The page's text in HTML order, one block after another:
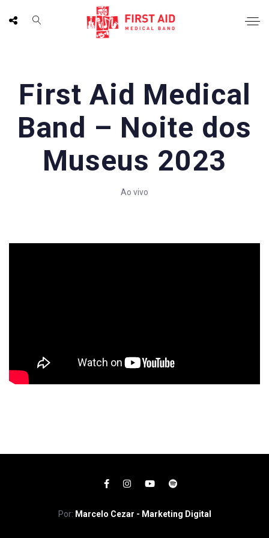
First Aid Medical
Band – Noite dos
Museus 2023
Ao vivo
Por: Marcelo Cezar - Marketing Digital